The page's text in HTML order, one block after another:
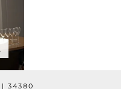
| 34380